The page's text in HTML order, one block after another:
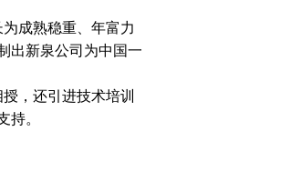
成熟稳重、年富力
出新泉公司为中国一
，还引进技术培训
持。